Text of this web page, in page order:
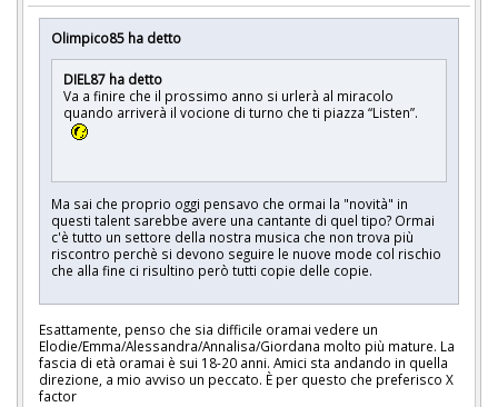
Olimpico85 ha detto
DIEL87 ha detto
Va a finire che il prossimo anno si urlerà al miracolo
quando arriverà il vocione di turno che ti piazza “Listen”.
Ma sai che proprio oggi pensavo che ormai la "novità" in
questi talent sarebbe avere una cantante di quel tipo? Ormai
c'è tutto un settore della nostra musica che non trova più
riscontro perchè si devono seguire le nuove mode col rischio
che alla fine ci risultino però tutti copie delle copie.
Esattamente, penso che sia difficile oramai vedere un
Elodie/Emma/Alessandra/Annalisa/Giordana molto più mature. La
fascia di età oramai è sui 18-20 anni. Amici sta andando in quella
direzione, a mio avviso un peccato. È per questo che preferisco X
factor